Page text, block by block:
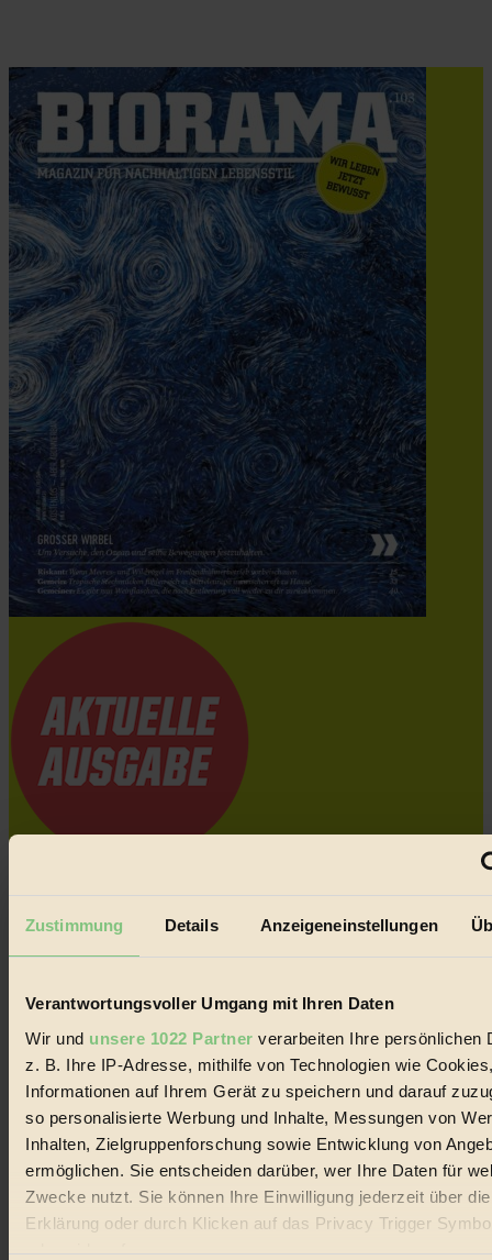
Zustimmung Details Anzeigeneinstellungen
Verantwortungsvoller Umgang mit Ihren Daten
Wir und unsere 1022 Partner verarbeiten Ihre persönlichen
z. B. Ihre IP-Adresse, mithilfe von Technologien wie
Informationen auf Ihrem Gerät zu speichern und darauf
so personalisierte Werbung und Inhalte, Messungen von
Inhalten, Zielgruppenforschung sowie Entwicklung von
ermöglichen. Sie entscheiden darüber, wer Ihre Daten für
Zwecke nutzt. Sie können Ihre Einwilligung jederzeit über
Erklärung oder durch Klicken auf das Privacy Trigger
oder widerrufen
GROSSER WIRBEL um Versuche, den Ozean und
Freilandhühnerbetrieb vorbeischauen.
GEMEIN:Tropische Stechmücken fühlen sich in
Mitteleuropa inziwschen oft zu Hause.
GEMEINER: Es gibt nun Weinflaschen, die nach
Entleerung voll wieder zu dir zurückkommen.
Der BIORAMA-Newsletter